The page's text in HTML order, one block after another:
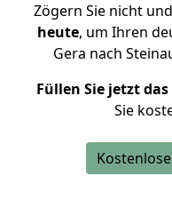
Zögern Sie nicht und
heute, um Ihren
Gera nach
Füllen Sie jetzt
Sie